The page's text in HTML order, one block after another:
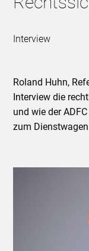
Interview
Roland Huhn,
Interview die
und wie der
zum